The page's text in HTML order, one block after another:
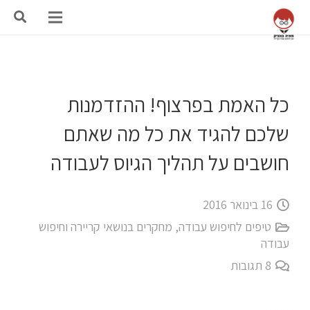
כל האמת בפרצוף! ההזדמנות
שלכם להגיד את כל מה שאתם
חושבים על תהליך הגיוס לעבודה
16 בינואר 2016
טיפים לחיפוש עבודה, מחקרים בנושאי קריירה וחיפוש
עבודה
8 תגובות